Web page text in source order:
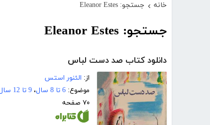
خانه › جستجو: Eleanor Estes
جستجو: Eleanor Estes
دانلود کتاب صد دست لباس
از: الئنور استس
موضوع: 6 تا 8 سال ، 9 تا 12 سال
۷۰ صفحه